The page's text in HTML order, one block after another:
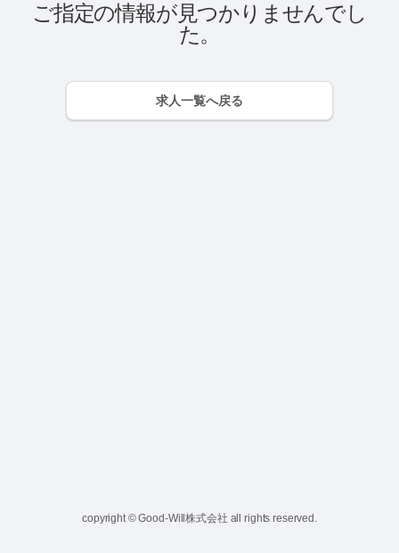
ご指定の情報が見つかりませんでし
た。
求人一覧へ戻る
copyright © Good-Will株式会社 all rights reserved.